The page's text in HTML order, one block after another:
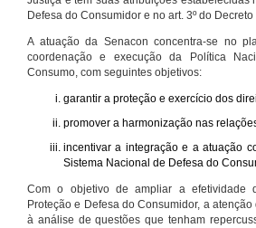
Defesa do Consumidor e no art. 3º do Decreto
A atuação da Senacon concentra-se no
coordenação e execução da Política
Consumo, com seguintes objetivos:
garantir a proteção e exercício dos
promover a harmonização nas
incentivar a integração e a atuação
Sistema Nacional de Defesa do
Com o objetivo de ampliar a efetividade
Proteção e Defesa do Consumidor, a
à análise de questões que tenham